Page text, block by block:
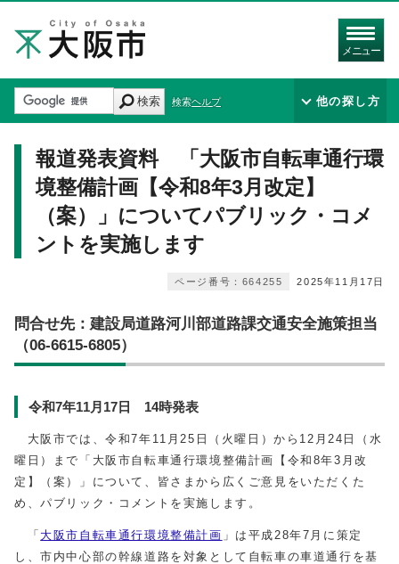
メニュー
検索 検索ヘルプ 他の探し方
報道発表資料 「大阪市自転車通行環
境整備計画【令和8年3月改定】
（案）」についてパブリック・コメ
ントを実施します
2025年11月17日
ページ番号：664255
問合せ先：建設局道路河川部道路課交通安全施策担当
（06-6615-6805）
令和7年11月17日 14時発表
大阪市では、令和7年11月25日（火曜日）から12月24日（水
曜日）まで「大阪市自転車通行環境整備計画【令和8年3月改
定】（案）」について、皆さまから広くご意見をいただくた
め、パブリック・コメントを実施します。
「 大阪市自転車通行環境整備計画 」は平成28年7月に策定
し、市内中心部の幹線道路を対象として自転車の車道通行を基